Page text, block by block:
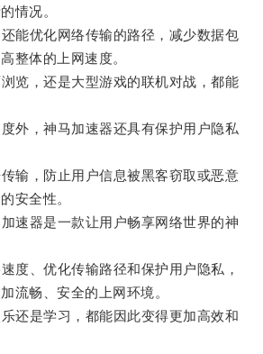
情况。
优化网络传输的路径，减少数据包
整体的上网速度。
，还是大型游戏的联机对战，都能
，神马加速器还具有保护用户隐私
，防止用户信息被黑客窃取或恶意
安全性。
器是一款让用户畅享网络世界的神
、优化传输路径和保护用户隐私，
流畅、安全的上网环境。
是学习，都能因此变得更加高效和